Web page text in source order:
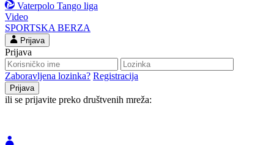
Vaterpolo Tango liga
Video
SPORTSKA BERZA
Prijava
Prijava
Zaboravljena lozinka? Registracija
ili se prijavite preko društvenih mreža: